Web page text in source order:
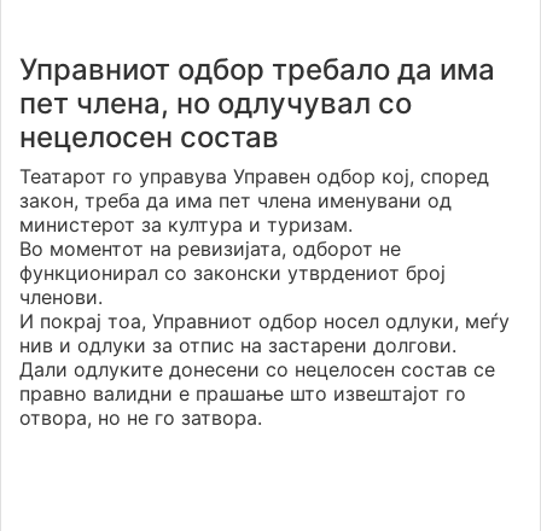
Управниот одбор требало да има
пет члена, но одлучувал со
нецелосен состав
Театарот го управува Управен одбор кој, според
закон, треба да има пет члена именувани од
министерот за култура и туризам.
Во моментот на ревизијата, одборот не
функционирал со законски утврдениот број
членови.
И покрај тоа, Управниот одбор носел одлуки, меѓу
нив и одлуки за отпис на застарени долгови.
Дали одлуките донесени со нецелосен состав се
правно валидни е прашање што извештајот го
отвора, но не го затвора.